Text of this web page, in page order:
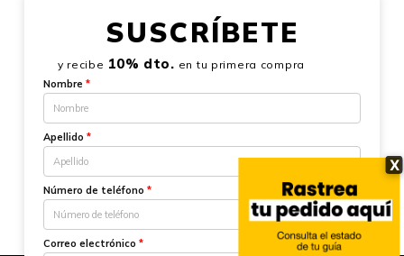
X
SUSCRÍBETE
y recibe 10% dto. en tu primera compra
Nombre *
Apellido *
Número de teléfono *
Correo electrónico *